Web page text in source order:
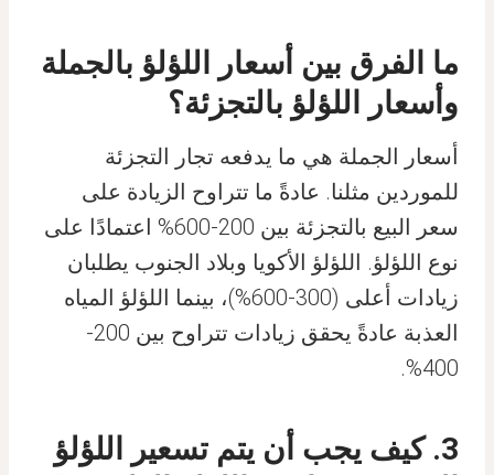
ما الفرق بين أسعار اللؤلؤ بالجملة
وأسعار اللؤلؤ بالتجزئة؟
أسعار الجملة هي ما يدفعه تجار التجزئة
للموردين مثلنا. عادةً ما تتراوح الزيادة على
سعر البيع بالتجزئة بين 200-600% اعتمادًا على
نوع اللؤلؤ. اللؤلؤ الأكويا وبلاد الجنوب يطلبان
زيادات أعلى (300-600%)، بينما اللؤلؤ المياه
العذبة عادةً يحقق زيادات تتراوح بين 200-
400%.
3. كيف يجب أن يتم تسعير اللؤلؤ